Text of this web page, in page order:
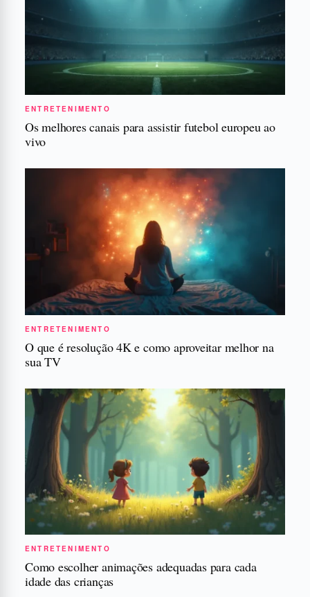
ENTRETENIMENTO
Os melhores canais para assistir futebol europeu ao
vivo
ENTRETENIMENTO
O que é resolução 4K e como aproveitar melhor na
sua TV
ENTRETENIMENTO
Como escolher animações adequadas para cada
idade das crianças